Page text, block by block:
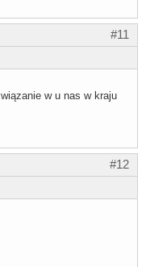
#11
w u nas w kraju
#12